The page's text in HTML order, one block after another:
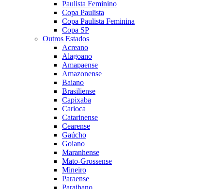
Paulista Feminino
Copa Paulista
Copa Paulista Feminina
Copa SP
Outros Estados
Acreano
Alagoano
Amapaense
Amazonense
Baiano
Brasiliense
Capixaba
Carioca
Catarinense
Cearense
Gaúcho
Goiano
Maranhense
Mato-Grossense
Mineiro
Paraense
Paraibano